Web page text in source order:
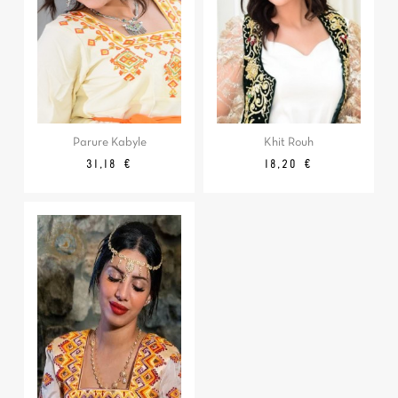
Parure Kabyle
Prix
31,18 €
Khit Rouh
Prix
18,20 €